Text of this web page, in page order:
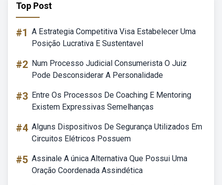
Top Post
#1 A Estrategia Competitiva Visa Estabelecer Uma
Posição Lucrativa E Sustentavel
#2 Num Processo Judicial Consumerista O Juiz
Pode Desconsiderar A Personalidade
#3 Entre Os Processos De Coaching E Mentoring
Existem Expressivas Semelhanças
#4 Alguns Dispositivos De Segurança Utilizados Em
Circuitos Elétricos Possuem
#5 Assinale A única Alternativa Que Possui Uma
Oração Coordenada Assindética